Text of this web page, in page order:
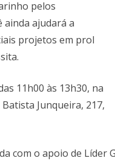
pelos
ajudará a
projetos em prol
11h00 às 13h30, na
Junqueira, 217,
com o apoio de Líder